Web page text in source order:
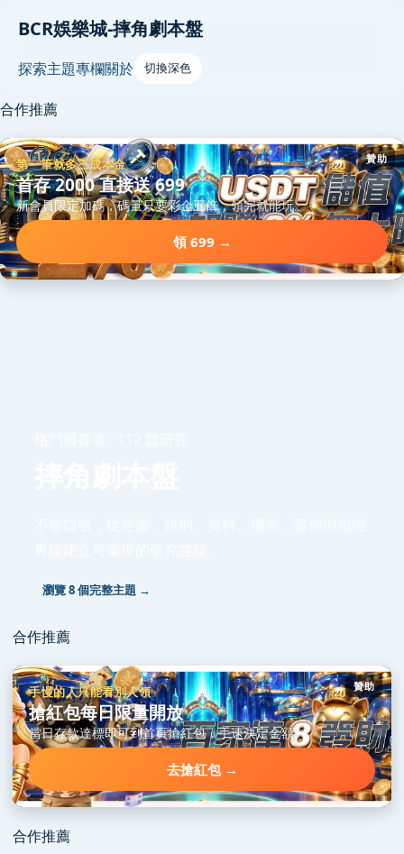
BCR娛樂城-摔角劇本盤
探索主題專欄關於 切換深色
合作推薦
贊助
第一筆就多三成本金
首存 2000 直接送 699
新會員限定加碼，碼量只要彩金五倍，領完就能玩。
領 699 →
瀏覽 8 個完整主題 →
合作推薦
贊助
手慢的人只能看別人領
搶紅包每日限量開放
當日存款達標即可到首頁搶紅包，手速決定金額。
去搶紅包 →
合作推薦